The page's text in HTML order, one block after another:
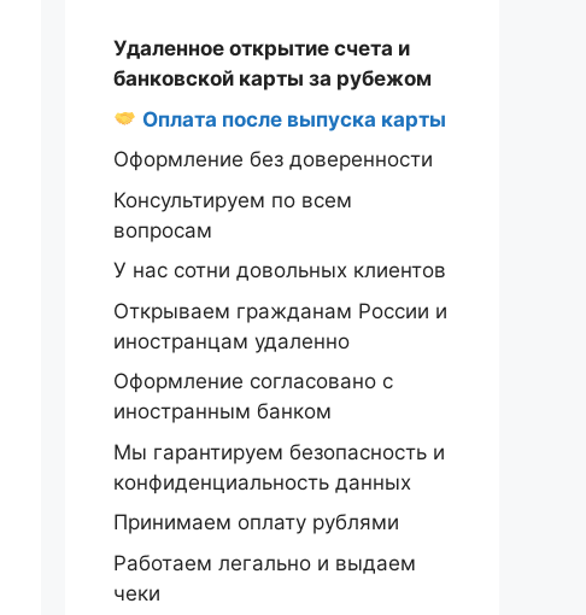
Удаленное открытие счета и
банковской карты за рубежом
Оплата после выпуска карты
Оформление без доверенности
Консультируем по всем
вопросам
У нас сотни довольных клиентов
Открываем гражданам России и
иностранцам удаленно
Оформление согласовано с
иностранным банком
Мы гарантируем безопасность и
конфиденциальность данных
Принимаем оплату рублями
Работаем легально и выдаем
чеки